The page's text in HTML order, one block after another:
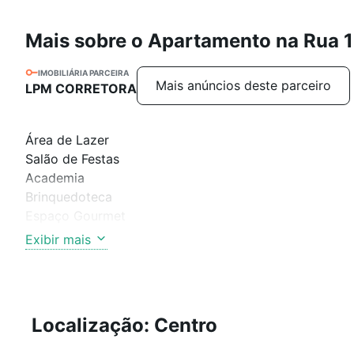
Mais sobre o Apartamento na Rua
IMOBILIÁRIA PARCEIRA
LPM CORRETORA Mais anúncios deste parceiro
Área de Lazer
Salão de Festas
Academia
Brinquedoteca
Piscina Adulto
Piscina Familiar
Lareira Externa
Exibir mais
Localização: Centro